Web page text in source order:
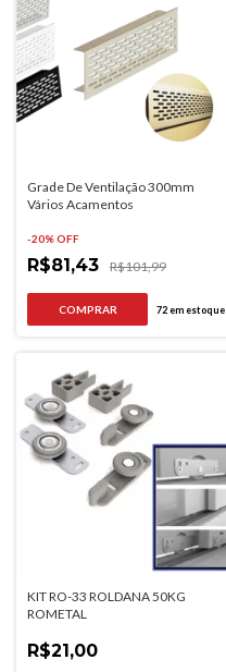
Grade De Ventilação 300mm
Vários Acamentos
-20% OFF
R$81,43 R$101,99
COMPRAR 72em estoque
KIT RO-33 ROLDANA 50KG
ROMETAL
R$21,00